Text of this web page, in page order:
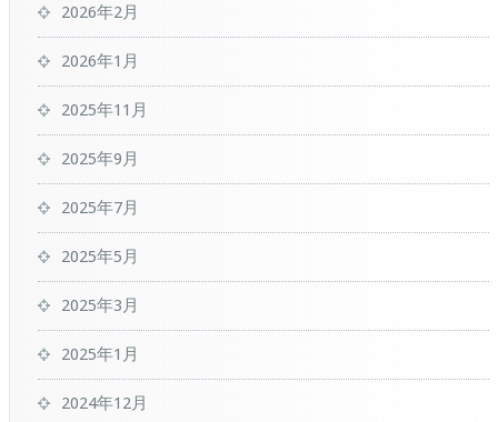
2026年2月
2026年1月
2025年11月
2025年9月
2025年7月
2025年5月
2025年3月
2025年1月
2024年12月